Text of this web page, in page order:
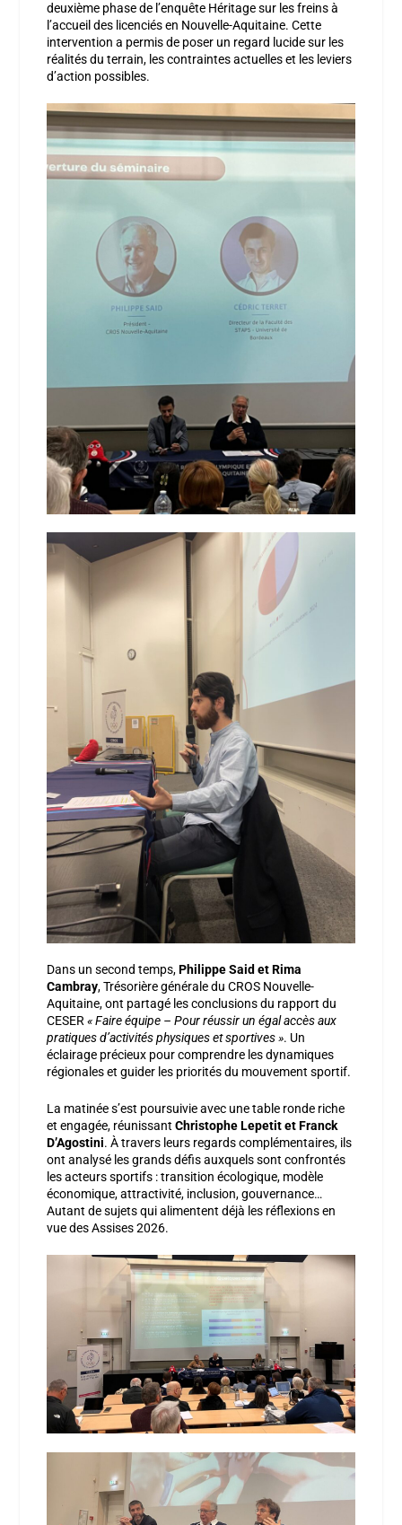
deuxième phase de l’enquête Héritage sur les freins à
l’accueil des licenciés en Nouvelle-Aquitaine. Cette
intervention a permis de poser un regard lucide sur les
réalités du terrain, les contraintes actuelles et les leviers
d’action possibles.
Dans un second temps,Philippe Said et Rima
Cambray, Trésorière générale du CROS Nouvelle-
Aquitaine, ont partagé les conclusions du rapport du
CESER« Faire équipe – Pour réussir un égal accès aux
pratiques d’activités physiques et sportives ». Un
éclairage précieux pour comprendre les dynamiques
régionales et guider les priorités du mouvement sportif.
La matinée s’est poursuivie avec une table ronde riche
et engagée, réunissantChristophe Lepetit et Franck
D’Agostini. À travers leurs regards complémentaires, ils
ont analysé les grands défis auxquels sont confrontés
les acteurs sportifs : transition écologique, modèle
économique, attractivité, inclusion, gouvernance…
Autant de sujets qui alimentent déjà les réflexions en
vue des Assises 2026.